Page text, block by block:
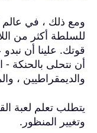
ومع ذلك ، في عالم
للسلطة أكثر من
قوتك. علينا أن
أن نتحلى بالحنكة -
والديمقراطيين ،
يتطلب تعلم لعبة
وتغيير المنظور.